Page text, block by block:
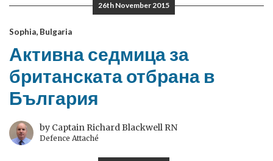
26th November 2015
Sophia, Bulgaria
Активна седмица за
британската отбрана в
България
by Captain Richard Blackwell RN
Defence Attaché